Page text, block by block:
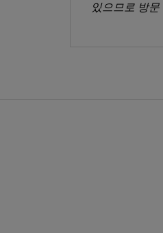
있으므로 방문